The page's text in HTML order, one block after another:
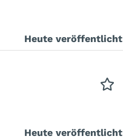
Heute veröffentlicht
Heute veröffentlicht